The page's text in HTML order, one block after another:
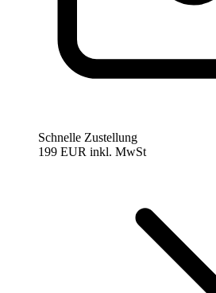
Schnelle Zustellung
199 EUR inkl. MwSt